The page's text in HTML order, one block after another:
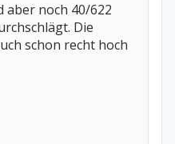
aber noch 40/622
Die
schon recht hoch